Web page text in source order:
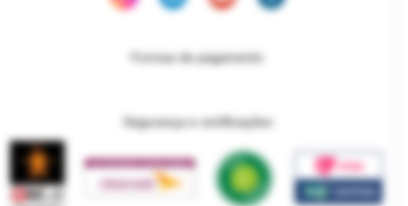
Formas de pagamento
Segurança e certificações